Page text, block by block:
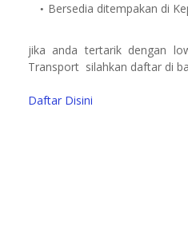
Bersedia ditempakan di
jika anda tertarik dengan
Transport silahkan daftar di
Daftar Disini